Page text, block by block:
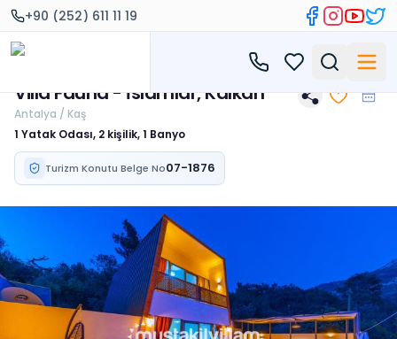
+90 (252) 611 11 19
Villa Fauna - İslamlar, Kalkan
Antalya / Kaş
1 Yatak Odası, 2 kişilik, 1 Banyo
Turizm Konutu Belge No07-1876